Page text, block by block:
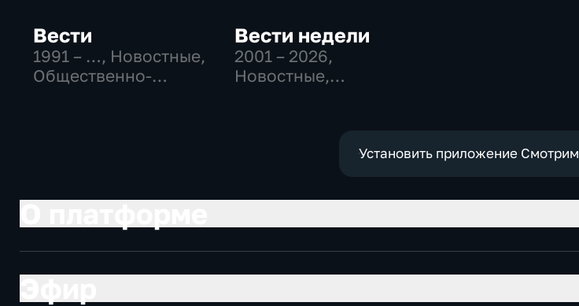
Вести
1991 – …, Новостные,
Общественно-
Вести недели
2001 – 2026,
Новостные,
Установить приложение Смотрим